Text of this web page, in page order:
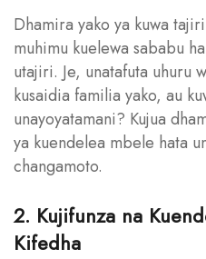
Dhamira yako ya kuwa
muhimu kuelewa sababu
utajiri. Je, unatafuta uhuru
kusaidia familia yako, au
unayoyatamani? Kujua
ya kuendelea mbele hata
changamoto.
2. Kujifunza na
Kifedha